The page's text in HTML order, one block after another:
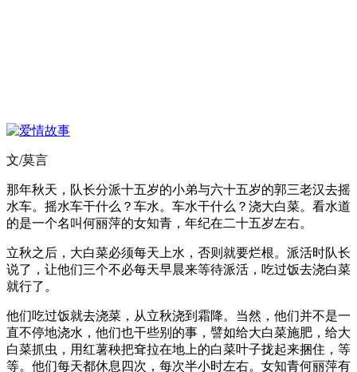
文/莫言
那年秋天，队长分派十五岁的小弟与六十五岁的郭三老汉去摇
水车。摇水车干什么？车水。车水干什么？浇大白菜。看水道
的是一个名叫何丽萍的女知青，年纪在二十五岁左右。
立秋之后，大白菜必须每天上水，否则就要烂根。派活时队长
说了，让他们三个不必每天早晨来等待派活，吃过饭去浇白菜
就行了。
他们吃过饭就去浇菜，从立秋浇到霜降。当然，他们并不是一
直不停地浇水，他们也干些别的事，譬如给大白菜施肥，给大
白菜抓虫，用红薯秧把耷拉在地上的白菜叶子拢起来捆住，等
等。他们每天都休息四次，每次半小时左右。女知青何丽萍有